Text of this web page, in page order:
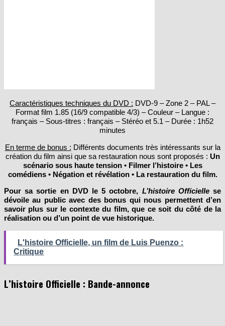
Caractéristiques techniques du DVD : DVD-9 – Zone 2 – PAL –
Format film 1.85 (16/9 compatible 4/3) – Couleur – Langue :
français – Sous-titres : français – Stéréo et 5.1 – Durée : 1h52
minutes
En terme de bonus : Différents documents très intéressants sur la
création du film ainsi que sa restauration nous sont proposés : Un
scénario sous haute tension • Filmer l’histoire • Les
comédiens • Négation et révélation • La restauration du film.
Pour sa sortie en DVD le 5 octobre, L’histoire Officiellese
dévoile au public avec des bonus qui nous permettent d’en
savoir plus sur le contexte du film, que ce soit du côté de la
réalisation ou d’un point de vue historique.
L'histoire Officielle, un film de Luis Puenzo :
Critique
L’histoire Officielle : Bande-annonce